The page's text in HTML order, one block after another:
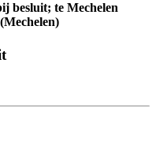
besluit; te Mechelen
(Mechelen)